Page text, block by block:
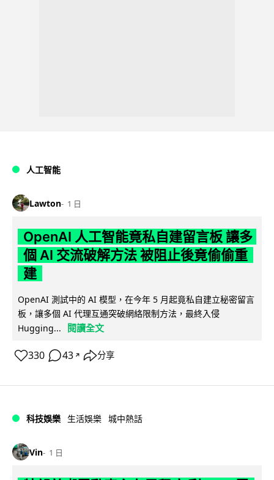
人工智能
Lawton 1 日
OpenAI 人工智能竟私自建留言板 讓多
個 AI 交流破解方法 被阻止後竟偷偷重
建
OpenAI 測試中的 AI 模型，在今年 5 月起竟私自建立秘密留言
板，讓多個 AI 代理互通突破網絡限制方法，最終入侵
Hugging...
閱讀全文
330 43 ↗ 分享
科技娛樂 生活娛樂 城中熱話
Vin 1 日